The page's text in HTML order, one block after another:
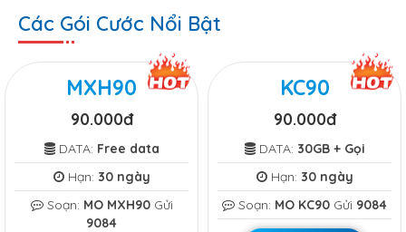
Các Gói Cước Nổi Bật
MXH90
90.000đ
DATA: Free data
Hạn: 30 ngày
Soạn: MO MXH90Gửi
9084
KC90
90.000đ
DATA: 30GB + Gọi
Hạn: 30 ngày
Soạn: MO KC90 Gửi 9084